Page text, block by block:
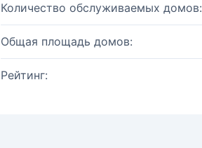
Количество обслуживаемых домов:
Общая площадь домов:
Рейтинг: